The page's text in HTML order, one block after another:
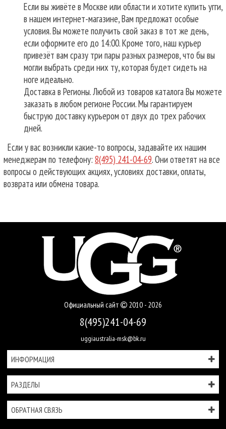
Если вы живёте в Москве или области и хотите купить угги,
в нашем интернет-магазине, Вам предложат особые
условия. Вы можете получить свой заказ в тот же день,
если оформите его до 14:00. Кроме того, наш курьер
привезёт вам сразу три пары разных размеров, что бы вы
могли выбрать среди них ту, которая будет сидеть на
ноге идеально.
Доставка в Регионы. Любой из товаров каталога Вы можете
заказать в любом регионе России. Мы гарантируем
быструю доставку курьером от двух до трех рабочих
дней.
Если у вас возникли какие-то вопросы, задавайте их нашим
менеджерам по телефону: 8(495) 241-04-69. Они ответят на все
вопросы о действующих акциях, условиях доставки, оплаты,
возврата или обмена товара.
Официальный сайт 2010 - 2026
8(495)241-04-69
uggiaustralia-msk@bk.ru
ИНФОРМАЦИЯ
РАЗДЕЛЫ
ОБРАТНАЯ СВЯЗЬ